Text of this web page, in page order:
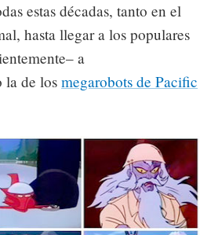
estas décadas, tanto en el
hasta llegar a los populares
a
la de los megarobots de Pacific